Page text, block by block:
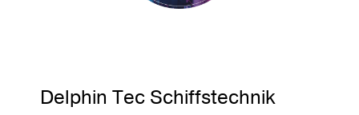
Delphin Tec Schiffstechnik